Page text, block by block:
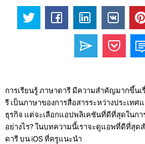
การเรียนรู้ ภาษาดารี มีความสำคัญมากขึ้นเ
รี เป็นภาษาของการสื่อสารระหว่างประเท
ธุรกิจ แต่จะเลือกแอปพลิเคชันที่ดีที่สุดในกา
อย่างไร? ในบทความนี้เราจะดูแอพที่ดีที่สุด
ดารี บน iOS ที่ครูแนะนำ